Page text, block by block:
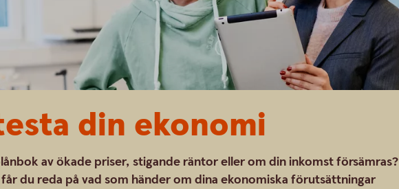
din ekonomi
av ökade priser, stigande räntor eller om din inkomst försämras?
du reda på vad som händer om dina ekonomiska förutsättningar